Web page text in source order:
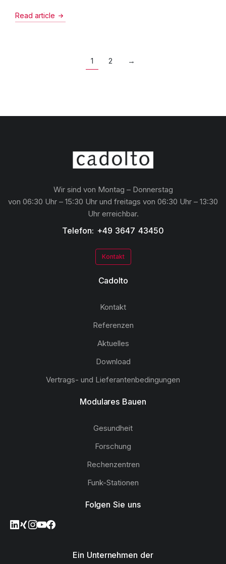
Read article
1 2 →
Wir sind von Montag – Donnerstag
von 06:30 Uhr – 15:30 Uhr und freitags von 06:30 Uhr – 13:30
Uhr erreichbar.
Telefon: +49 3647 43450
Kontakt
Cadolto
Kontakt
Referenzen
Aktuelles
Download
Vertrags- und Lieferantenbedingungen
Modulares Bauen
Gesundheit
Forschung
Rechenzentren
Funk-Stationen
Folgen Sie uns
Ein Unternehmen der